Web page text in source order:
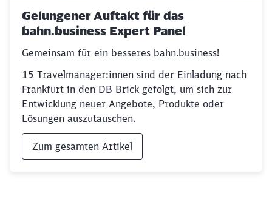
Gelungener Auftakt für das
bahn.business Expert Panel
Gemeinsam für ein besseres bahn.business!
15 Travelmanager:innen sind der Einladung nach
Frankfurt in den DB Brick gefolgt, um sich zur
Entwicklung neuer Angebote, Produkte oder
Lösungen auszutauschen.
Zum gesamten Artikel